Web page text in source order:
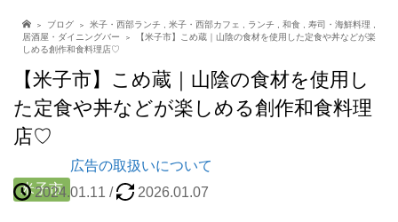
ブログ 米子・西部ランチ 米子・西部カフェ ランチ 和食 寿司・海鮮料理
居酒屋・ダイニングバー
【米子市】こめ蔵｜山陰の食材を使用した定食や丼などが楽
しめる創作和食料理店♡
【米子市】こめ蔵｜山陰の食材を使用し
た定食や丼などが楽しめる創作和食料理
店♡
米子市
広告の取扱いについて
2024.01.11 / 2026.01.07